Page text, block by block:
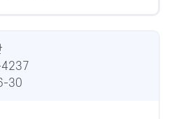
30